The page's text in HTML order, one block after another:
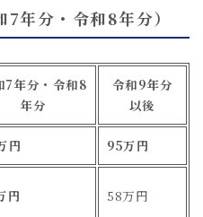
年分・令和8年分）
7年分・令和8
年分
令和9年分
以後
円 95万円
円 58万円